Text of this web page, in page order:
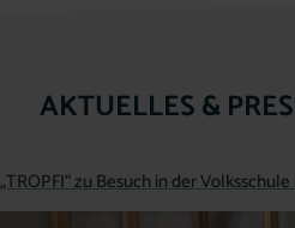
AKTUELLES &
„TROPFI“ zu Besuch in der